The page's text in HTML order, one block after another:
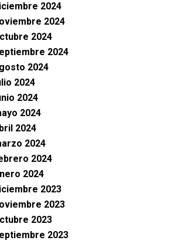
2024
2024
2024
2024
2024
2024
2024
2024
2024
2024
2024
2024
2023
2023
2023
2023